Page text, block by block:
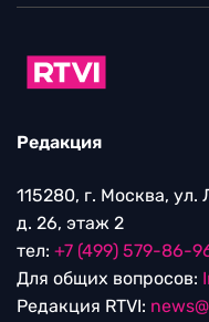
Редакция
115280, г. Москва, ул.
д. 26, этаж 2
тел: +7 (499) 579-86-
Для общих вопросов:
Редакция RTVI: